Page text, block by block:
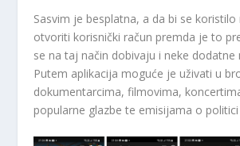
Sasvim je besplatna, a da bi se koristilo
otvoriti korisnički račun premda je to
se na taj način dobivaju i neke dodatne
Putem aplikacija moguće je uživati ​​u
dokumentarcima, filmovima,
popularne glazbe te emisijama o